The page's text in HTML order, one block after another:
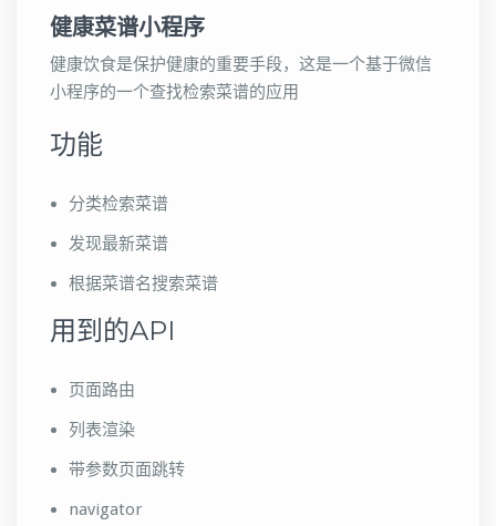
健康菜谱小程序
健康饮食是保护健康的重要手段，这是一个基于微信
小程序的一个查找检索菜谱的应用
功能
分类检索菜谱
发现最新菜谱
根据菜谱名搜索菜谱
用到的API
页面路由
列表渲染
带参数页面跳转
navigator